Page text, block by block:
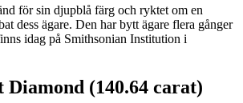
för sin djupblå färg och ryktet om en
dess ägare. Den har bytt ägare flera gånger
idag på Smithsonian Institution i
Diamond (140.64 carat)